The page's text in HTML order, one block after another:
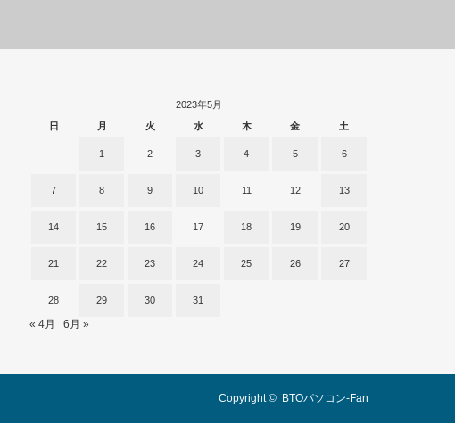
2023年5月
日
月 火 水 木 金 土
1 2 3 4 5 6
7 8 9 10 11 12 13
14 15 16 17 18 19 20
21 22 23 24 25 26 27
28 29 30 31
« 4月 6月 »
Copyright © BTOパソコン-Fan